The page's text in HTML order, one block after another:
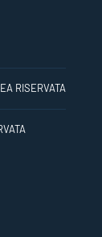
RISERVATA